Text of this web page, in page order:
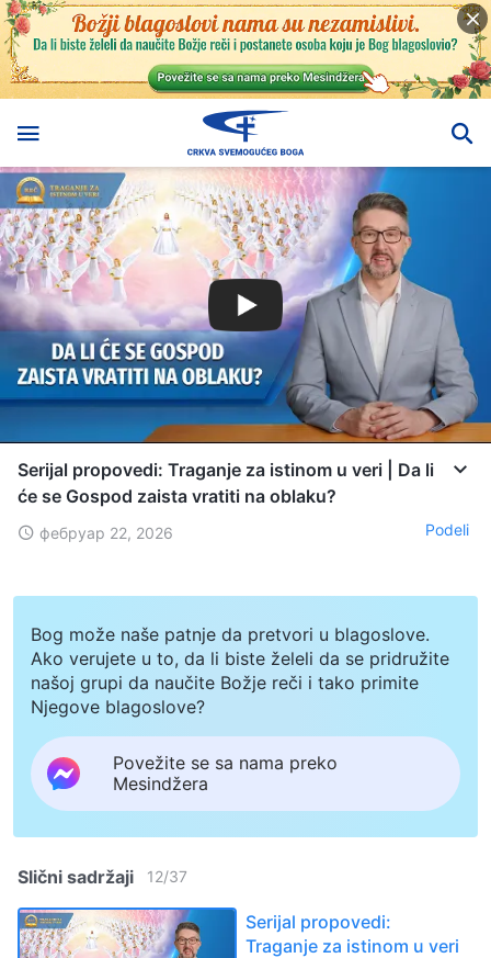
Serijal propovedi: Traganje za istinom u veri | Da li
će se Gospod zaista vratiti na oblaku?
фебруар 22, 2026 Podeli
Bog može naše patnje da pretvori u blagoslove.
Ako verujete u to, da li biste želeli da se pridružite
našoj grupi da naučite Božje reči i tako primite
Njegove blagoslove?
Povežite se sa nama preko
Mesindžera
Slični sadržaji 12/37
Serijal propovedi:
Traganje za istinom u veri